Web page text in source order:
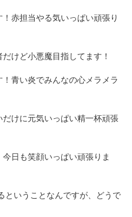
赤担当やる気いっぱい頑張り
けど小悪魔目指してます！
青い炎でみんなの心メラメラ
けに元気いっぱい精一杯頑張
日も笑顔いっぱい頑張りま
いうことなんですが、どうで